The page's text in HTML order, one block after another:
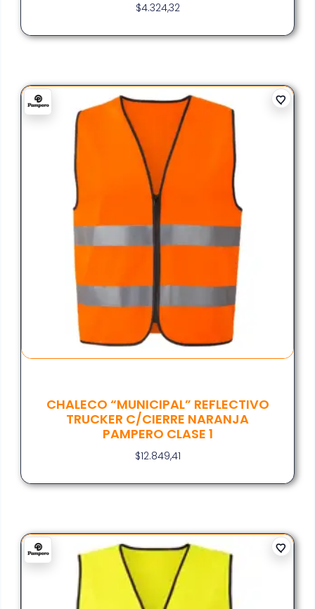
$4.324,32
CHALECO “MUNICIPAL” REFLECTIVO
TRUCKER C/CIERRE NARANJA
PAMPERO CLASE 1
$12.849,41